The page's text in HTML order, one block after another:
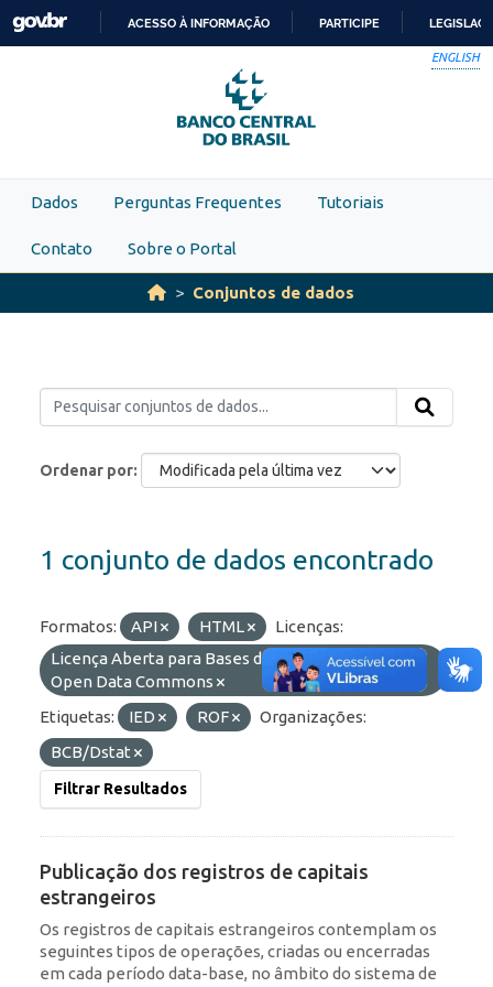
Skip to main content
PARA
O
CONTEÚDO
ACESSO À INFORMAÇÃO PARTICIPE
ENGLISH
Dados Perguntas Frequentes Tutoriais
Contato Sobre o Portal
Conjuntos de dados
Ordenar por
1 conjunto de dados encontrado
Formatos: API HTML
Licenças:
Licença Aberta para Bases de Dados (ODbL) do
Open Data Commons
Etiquetas:
IED ROF
Organizações:
BCB/Dstat
Filtrar Resultados
Publicação dos registros de capitais
estrangeiros
Os registros de capitais estrangeiros contemplam os
seguintes tipos de operações, criadas ou encerradas
em cada período data-base, no âmbito do sistema de